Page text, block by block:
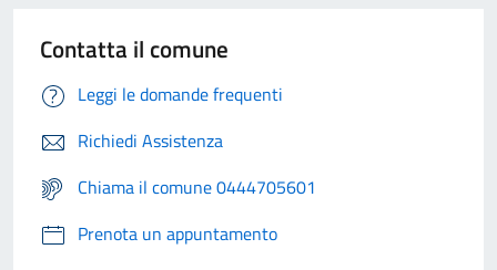
Contatta il comune
Leggi le domande frequenti
Richiedi Assistenza
Chiama il comune 0444705601
Prenota un appuntamento